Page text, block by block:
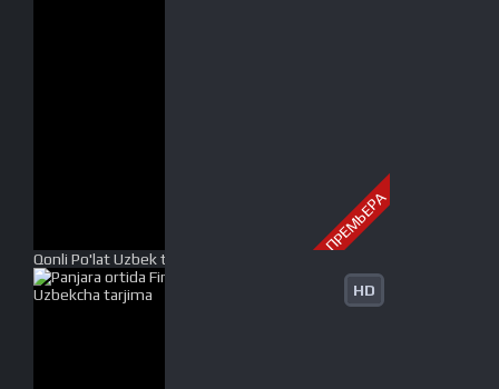
ПРЕМЬЕРА
Qonli Po'lat Uzbek tilida O'zbekcha tarjima 2017 HD
HD